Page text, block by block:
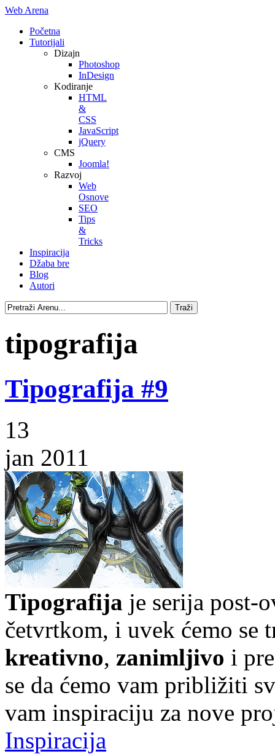
Web Arena
Početna
Tutorijali
Dizajn
Photoshop
InDesign
Kodiranje
HTML
&
CSS
JavaScript
jQuery
CMS
Joomla!
Razvoj
Web
Osnove
SEO
Tips
&
Tricks
Inspiracija
Džaba bre
Blog
Autori
tipografija
Tipografija #9
13
jan 2011
Tipografija je serija post-
četvrtkom, i uvek ćemo se
kreativno, zanimljivo i
se da ćemo vam približiti
vam inspiraciju za nove
Inspiracija